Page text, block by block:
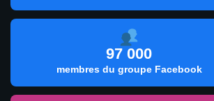
97 000
membres du groupe Facebook